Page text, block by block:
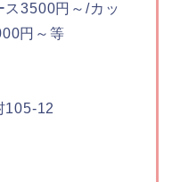
ス3500円～/カッ
円～等
105-12